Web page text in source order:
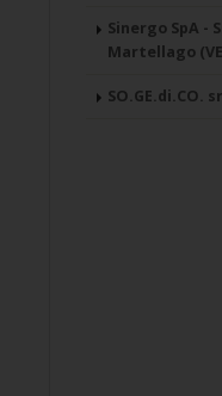
Sinergo SpA
Martellago
SO.GE.di.CO.